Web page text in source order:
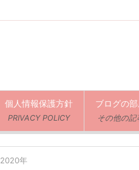
個人情報保護方針
PRIVACY POLICY
ブログの
その他の記
2020年